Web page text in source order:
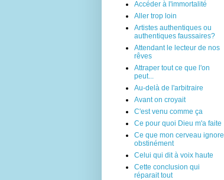
Accéder à l'immortalité
Aller trop loin
Artistes authentiques ou
authentiques faussaires?
Attendant le lecteur de nos
rêves
Attraper tout ce que l'on
peut...
Au-delà de l'arbitraire
Avant on croyait
C'est venu comme ça
Ce pour quoi Dieu m'a faite
Ce que mon cerveau ignore
obstinément
Celui qui dit à voix haute
Cette conclusion qui
réparait tout